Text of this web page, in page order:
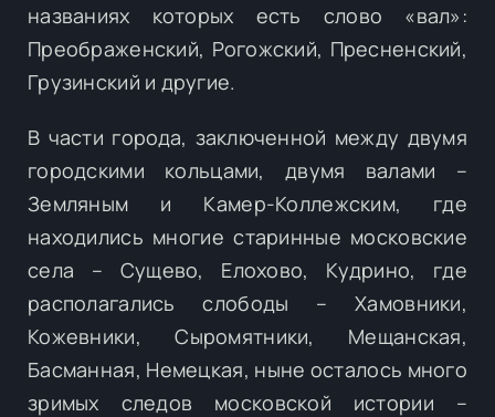
названиях которых есть слово «вал»:
Преображенский, Рогожский, Пресненский,
Грузинский и другие.
В части города, заключенной между двумя
городскими кольцами, двумя валами –
Земляным и Камер-Коллежским, где
находились многие старинные московские
села – Сущево, Елохово, Кудрино, где
располагались слободы – Хамовники,
Кожевники, Сыромятники, Мещанская,
Басманная, Немецкая, ныне осталось много
зримых следов московской истории –